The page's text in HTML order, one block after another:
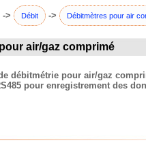
-> Débit -> Débitmètres pour air
air/gaz comprimé
débitmétrie pour air/gaz
pour enregistrement des